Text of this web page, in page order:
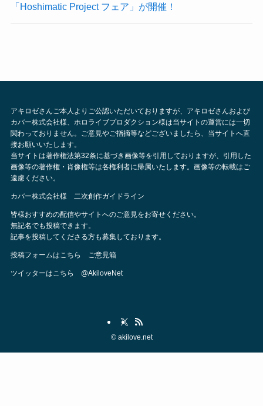
「Hoshimatic Project フェア」が開催！
アキロゼさんご本人よりご公認いただいておりますが、アキロゼさんおよび
カバー株式会社様、ホロライブプロダクション様は当サイトの運営には一切
関わっておりません。ご意見やご指摘等などございましたら、当サイトへ直
接お願いいたします。
当サイトは著作権法第32条に基づき画像等を引用しておりますが、引用した
画像等の著作権・肖像権等は各権利者に帰属いたします。画像等の転載はご
遠慮ください。
カバー株式会社様 二次創作ガイドライン
皆様おすすめの配信やサイトへのご意見をお寄せください。
無記名でも投稿できます。
記事を投稿してくださる方も募集しております。
投稿フォームはこちら ご意見箱
ツイッターはこちら @AkiloveNet
©akilove.net